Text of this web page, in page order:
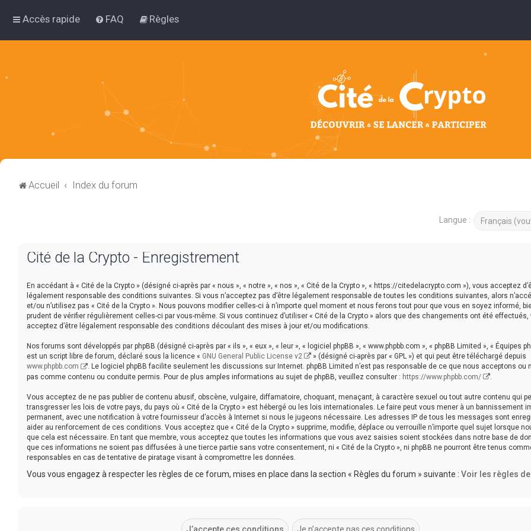
Accès rapide FAQ Règles
Accueil Index du forum
Langue :
Cité de la Crypto - Enregistrement
En accédant à « Cité de la Crypto » (désigné ci-après par « nous », « notre », « nos », « Cité de la Crypto », « https://citedelacrypto.com »), vous acceptez
légalement responsable des conditions suivantes. Si vous n’acceptez pas d’être légalement responsable de toutes les conditions suivantes, alors
et/ou n’utilisez pas « Cité de la Crypto ». Nous pouvons modifier celles-ci à n’importe quel moment et nous ferons tout pour que vous en soyez informé,
prudent de vérifier régulièrement celles-ci par vous-même. Si vous continuez d’utiliser « Cité de la Crypto » alors que des changements ont été effectués,
acceptez d’être légalement responsable des conditions découlant des mises à jour et/ou modifications.
Nos forums sont développés par phpBB (désigné ci-après par « ils », « eux », « leur », « logiciel phpBB », « www.phpbb.com », « phpBB Limited », « Équipes
est un script libre de forum, déclaré sous la licence « GNU General Public License v2
» (désigné ci-après par « GPL ») et qui peut être téléchargé depuis
www.phpbb.com
. Le logiciel phpBB facilite seulement les discussions sur Internet. phpBB Limited n’est pas responsable de ce que nous acceptons ou
pas comme contenu ou conduite permis. Pour de plus amples informations au sujet de phpBB, veuillez consulter : https://www.phpbb.com/
Vous acceptez de ne pas publier de contenu abusif, obscène, vulgaire, diffamatoire, choquant, menaçant, à caractère sexuel ou tout autre contenu qui
transgresser les lois de votre pays, du pays où « Cité de la Crypto » est hébergé ou les lois internationales. Le faire peut vous mener à un bannissement
permanent, avec une notification à votre fournisseur d’accès à Internet si nous le jugeons nécessaire. Les adresses IP de tous les messages sont
aider au renforcement de ces conditions. Vous acceptez que « Cité de la Crypto » supprime, modifie, déplace ou verrouille n’importe quel sujet lorsque
que cela est nécessaire. En tant que membre, vous acceptez que toutes les informations que vous avez saisies soient stockées dans notre base de
que ces informations ne soient pas diffusées à une tierce partie sans votre consentement, ni « Cité de la Crypto », ni phpBB ne pourront être tenus
responsables en cas de tentative de piratage visant à compromettre les données.
Vous vous engagez à respecter les règles de ce forum, mises en place dans la section « Règles du forum » suivante : Voir les règles